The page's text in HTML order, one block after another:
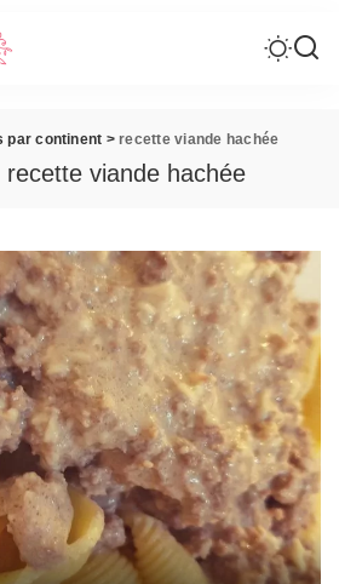
par continent >recette viande hachée
recette viande hachée